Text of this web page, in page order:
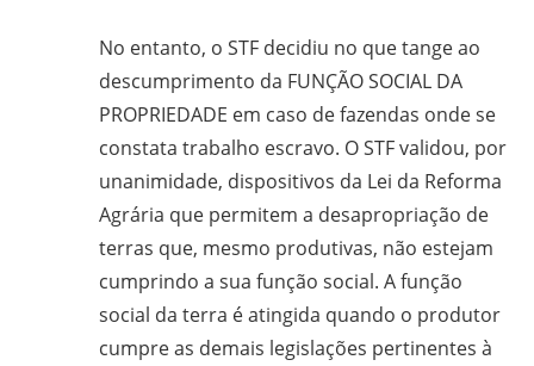
No entanto, o STF decidiu no que tange ao
descumprimento da FUNÇÃO SOCIAL DA
PROPRIEDADE em caso de fazendas onde se
constata trabalho escravo. O STF validou, por
unanimidade, dispositivos da Lei da Reforma
Agrária que permitem a desapropriação de
terras que, mesmo produtivas, não estejam
cumprindo a sua função social. A função
social da terra é atingida quando o produtor
cumpre as demais legislações pertinentes à